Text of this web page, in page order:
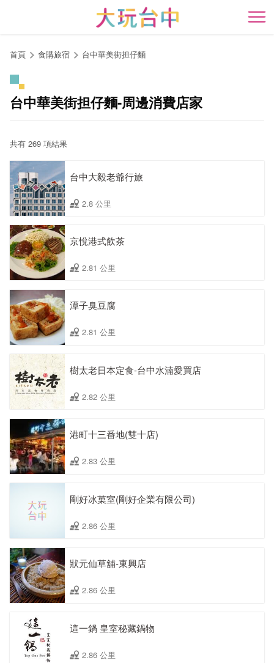
開
首頁 食購旅宿 台中華美街担仔麵
台中華美街担仔麵-周邊消費店家
共有 269 項結果
台中大毅老爺行旅
2.8 公里
京悅港式飲茶
2.81 公里
潭子臭豆腐
2.81 公里
樹太老日本定食-台中水湳愛買店
2.82 公里
港町十三番地(雙十店)
2.83 公里
剛好冰菓室(剛好企業有限公司)
2.86 公里
狀元仙草舖-東興店
2.86 公里
這一鍋 皇室秘藏鍋物
2.86 公里